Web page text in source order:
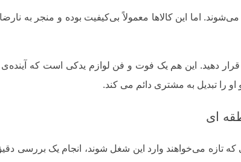
اما این کالاها معمولاً بی‌کیفیت بوده و منجر به
دهید. این هم یک فوت و فن لوازم یدکی است که آینده‌ی
را تبدیل به مشتری دائم می کند.
تازه می‌خواهند وارد این شغل شوند، انجام یک بررسی